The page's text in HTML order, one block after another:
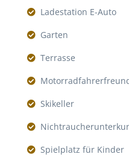
Ladestation E-Auto
Garten
Terrasse
Skikeller
Spielplatz für Kinder